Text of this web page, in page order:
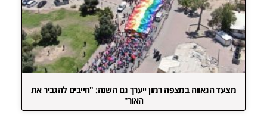
מצעד הגאווה במצפה רמון ייערך גם השנה: "חייבים להגביר את
האור"